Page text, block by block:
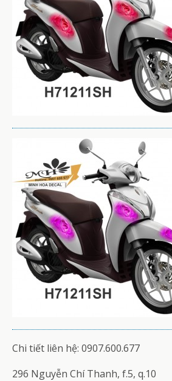
Chi tiết liên hệ: 0907.600.677
296 Nguyễn Chí Thanh, f.5, q.10